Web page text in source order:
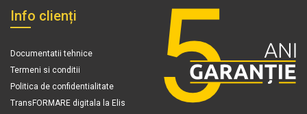
Info clienți
Documentatii tehnice
Termeni si conditii
Politica de confidentialitate
TransFORMARE digitala la Elis